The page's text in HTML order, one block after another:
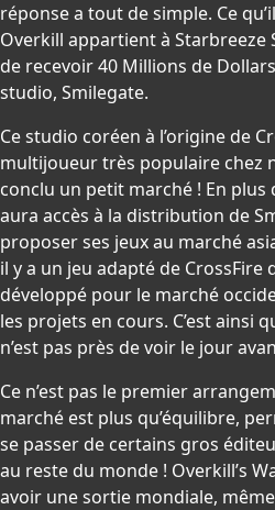
réponse a tout de simple. Ce
Overkill appartient à Starbreeze
de recevoir 40 Millions de
studio, Smilegate.
Ce studio coréen à l’origine de
multijoueur très populaire chez
conclu un petit marché ! En
aura accès à la distribution de
proposer ses jeux au marché
il y a un jeu adapté de CrossFire
développé pour le marché
les projets en cours. C’est ainsi
n’est pas près de voir le jour
Ce n’est pas le premier
marché est plus qu’équilibre,
se passer de certains gros
au reste du monde ! Overkill’s
avoir une sortie mondiale,